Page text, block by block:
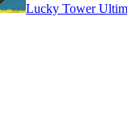
Lucky Tower